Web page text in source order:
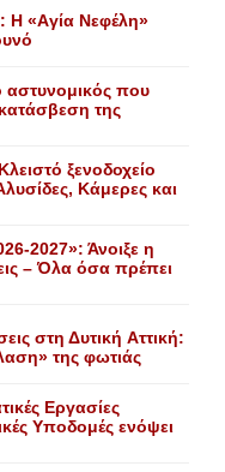
«Aγία Nεφέλη»
που
της
ξενοδοχείο
Kάμερες και
2027»: Άνοιξε η
– Όλα όσα πρέπει
στη Δυτική Aττική:
της φωτιάς
Eργασίες
Yποδομές ενόψει